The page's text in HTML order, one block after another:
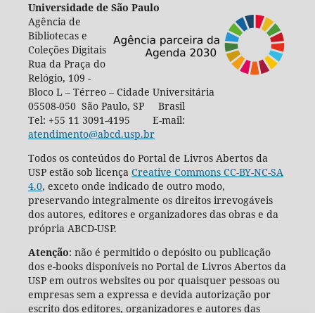
Universidade de São Paulo
Agência de
Bibliotecas e
Coleções Digitais
Rua da Praça do
Relógio, 109 -
Bloco L – Térreo – Cidade Universitária
05508-050 São Paulo, SP Brasil
Tel: +55 11 3091-4195 E-mail:
atendimento@abcd.usp.br
Todos os conteúdos do Portal de Livros Abertos da
USP estão sob licença Creative Commons CC-BY-NC-SA
4.0, exceto onde indicado de outro modo,
preservando integralmente os direitos irrevogáveis
dos autores, editores e organizadores das obras e da
própria ABCD-USP.
Atenção: não é permitido o depósito ou publicação
dos e-books disponíveis no Portal de Livros Abertos da
USP em outros websites ou por quaisquer pessoas ou
empresas sem a expressa e devida autorização por
escrito dos editores, organizadores e autores das